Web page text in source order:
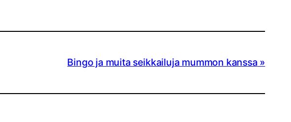
Bingo ja muita seikkailuja mummon kanssa